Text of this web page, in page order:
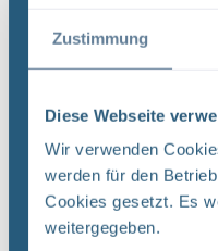
Zustimmung
Diese Webseite
Wir verwenden
werden für den
Cookies gesetzt. Es
weitergegeben.
Einladung zum
um die
Organisationen in
Entsorgung: Darunter
die Sicherheit, die ...